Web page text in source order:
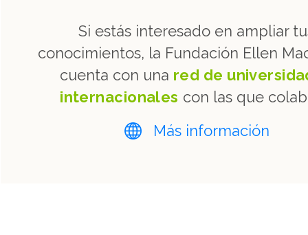
Si estás interesado en ampliar
conocimientos, la Fundación Ellen
cuenta con una red de
internacionales con las que
Más información